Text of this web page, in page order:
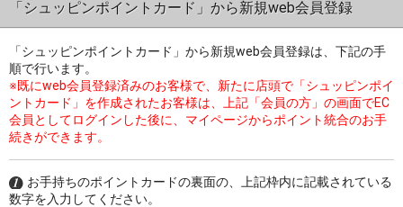
「シュッピンポイントカード」から新規web会員登録
「シュッピンポイントカード」から新規web会員登録は、下記の手
順で行います。
※既にweb会員登録済みのお客様で、新たに店頭で「シュッピンポイ
ントカード」を作成されたお客様は、上記「会員の方」の画面でEC
会員としてログインした後に、マイページからポイント統合のお手
続きができます。
お手持ちのポイントカードの裏面の、上記枠内に記載されている
数字を入力してください。